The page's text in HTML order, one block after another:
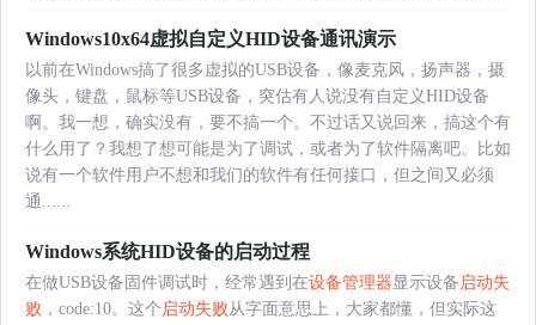
Windows10x64虚拟自定义HID设备通讯演示
以前在Windows搞了很多虚拟的USB设备，像麦克风，扬声器，摄
像头，键盘，鼠标等USB设备，突估有人说没有自定义HID设备
啊。我一想，确实没有，要不搞一个。不过话又说回来，搞这个有
什么用了？我想了想可能是为了调试，或者为了软件隔离吧。比如
说有一个软件用户不想和我们的软件有任何接口，但之间又必须
通......
Windows系统HID设备的启动过程
在做USB设备固件调试时，经常遇到在设备管理器 显示设备 启动失
败 ，code:10。这个 启动失败从字面意思上，大家都懂，但实际这